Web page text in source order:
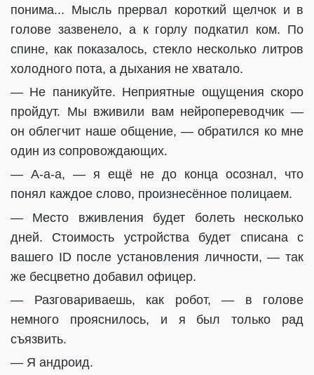
понима... Мысль прервал короткий щелчок и в
голове зазвенело, а к горлу подкатил ком. По
спине, как показалось, стекло несколько литров
холодного пота, а дыхания не хватало.
— Не паникуйте. Неприятные ощущения скоро
пройдут. Мы вживили вам нейропереводчик —
он облегчит наше общение, — обратился ко мне
один из сопровождающих.
— А-а-а, — я ещё не до конца осознал, что
понял каждое слово, произнесённое полицаем.
— Место вживления будет болеть несколько
дней. Стоимость устройства будет списана с
вашего ID после установления личности, — так
же бесцветно добавил офицер.
— Разговариваешь, как робот, — в голове
немного прояснилось, и я был только рад
съязвить.
— Я андроид.